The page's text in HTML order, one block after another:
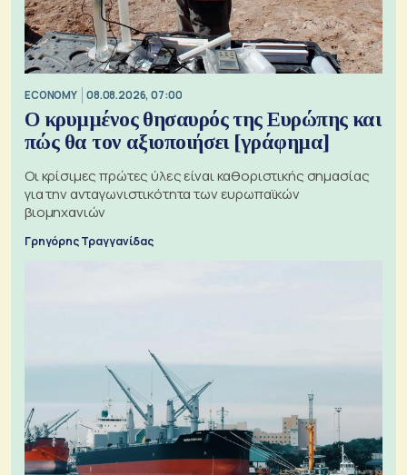
ECONOMY 08.08.2026, 07:00
Ο κρυμμένος θησαυρός της Ευρώπης και
πώς θα τον αξιοποιήσει [γράφημα]
Οι κρίσιμες πρώτες ύλες είναι καθοριστικής σημασίας
για την ανταγωνιστικότητα των ευρωπαϊκών
βιομηχανιών
Γρηγόρης Τραγγανίδας